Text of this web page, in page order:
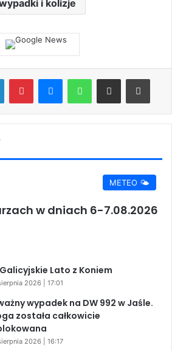
i kolizje
LinkedInPinterestMessengerWhatsAppShare via Email Print
METEO 🌤️
w dniach 6-7.08.2026
Lato z Koniem
2026 | 17:01
wypadek na DW 992 w Jaśle.
została całkowicie
2026 | 16:17